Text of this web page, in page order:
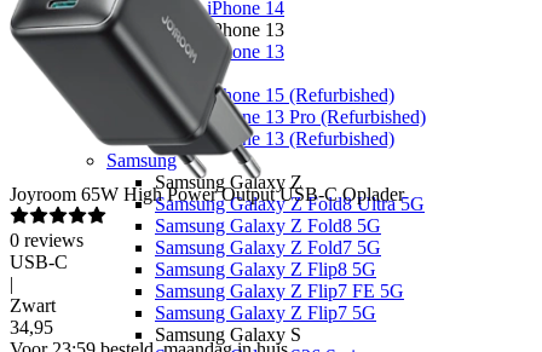
Apple iPhone 14
Apple iPhone 13
Apple iPhone 13
Overige
Apple iPhone 15 (Refurbished)
Apple iPhone 13 Pro (Refurbished)
Apple iPhone 13 (Refurbished)
Samsung
Samsung Galaxy Z
Samsung Galaxy Z Fold8 Ultra 5G
Samsung Galaxy Z Fold8 5G
Samsung Galaxy Z Fold7 5G
Samsung Galaxy Z Flip8 5G
Samsung Galaxy Z Flip7 FE 5G
Samsung Galaxy Z Flip7 5G
Samsung Galaxy S
Joyroom 65W High Power Output USB-C Oplader
0 reviews
USB-C
|
Zwart
34,95